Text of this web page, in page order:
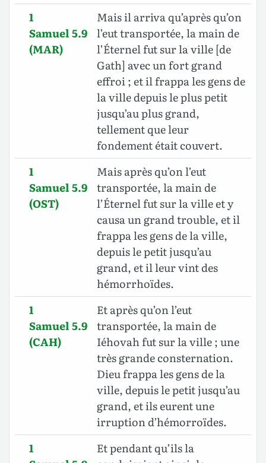
1
Samuel 5.9
(MAR)
Mais il arriva qu’après qu’on
l’eut transportée, la main de
l’Éternel fut sur la ville [de
Gath] avec un fort grand
effroi ; et il frappa les gens de
la ville depuis le plus petit
jusqu’au plus grand,
tellement que leur
fondement était couvert.
1
Samuel 5.9
(OST)
Mais après qu’on l’eut
transportée, la main de
l’Éternel fut sur la ville et y
causa un grand trouble, et il
frappa les gens de la ville,
depuis le petit jusqu’au
grand, et il leur vint des
hémorrhoïdes.
1
Samuel 5.9
(CAH)
Et après qu’on l’eut
transportée, la main de
Iéhovah fut sur la ville ; une
très grande consternation.
Dieu frappa les gens de la
ville, depuis le petit jusqu’au
grand, et ils eurent une
irruption d’hémorroïdes.
1
Et pendant qu’ils la